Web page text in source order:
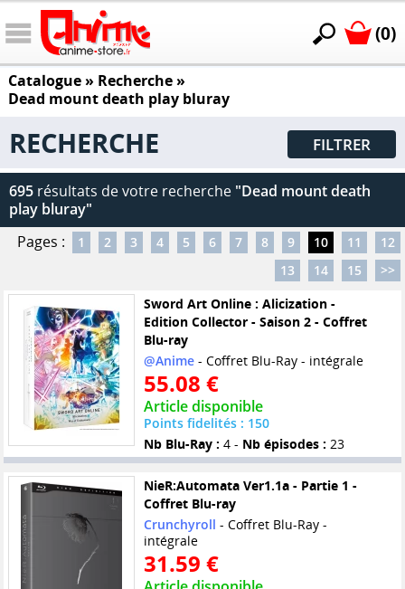
(0)
Catalogue» Recherche »
Dead mount death play bluray
RECHERCHE FILTRER
695 résultats de votre recherche "Dead mount death
play bluray"
Pages :
1 2 3 4 5 6 7 8 9 10 11
12
13
14 15
>>
Sword Art Online : Alicization -
Edition Collector - Saison 2 - Coffret
Blu-ray
@Anime- Coffret Blu-Ray - intégrale
55.08 €
Article disponible
Points fidelités : 150
Nb Blu-Ray : 4 - Nb épisodes : 23
NieR:Automata Ver1.1a - Partie 1 -
Coffret Blu-ray
Crunchyroll - Coffret Blu-Ray -
intégrale
31.59 €